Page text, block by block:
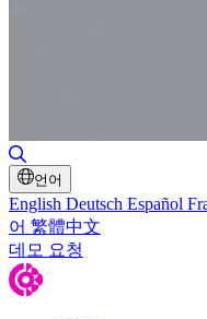
언어
English Deutsch Español
어 繁體中文
데모 요청